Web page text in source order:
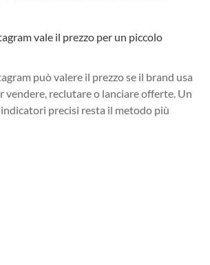
vale il prezzo per un piccolo
può valere il prezzo se il brand usa
vendere, reclutare o lanciare offerte. Un
precisi resta il metodo più